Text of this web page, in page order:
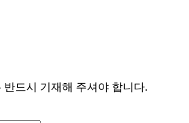
반드시 기재해 주셔야 합니다.